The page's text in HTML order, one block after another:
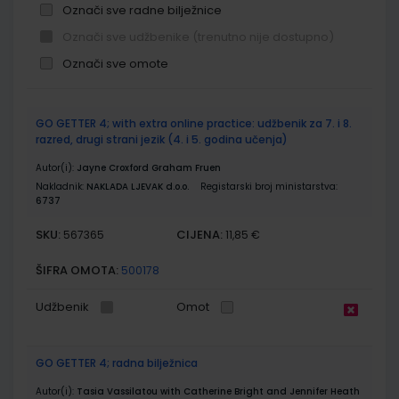
Označi sve radne bilježnice
Označi sve omote
proizvodi
GO GETTER 4; with extra online practice: udžbenik za 7. i 8.
razred, drugi strani jezik (4. i 5. godina učenja)
Autor(i): Jayne Croxford Graham Fruen
Nakladnik: NAKLADA LJEVAK d.o.o.
Registarski broj ministarstva:
6737
SKU: 567365 CIJENA: 11,85 €
ŠIFRA OMOTA: 500178
Udžbenik Omot
GO GETTER 4; radna bilježnica
Autor(i): Tasia Vassilatou with Catherine Bright and Jennifer Heath